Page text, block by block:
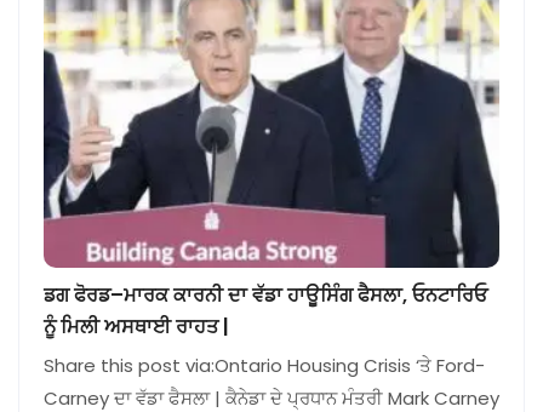
ਡਗ ਫੋਰਡ–ਮਾਰਕ ਕਾਰਨੀ ਦਾ ਵੱਡਾ ਹਾਊਸਿੰਗ ਫੈਸਲਾ, ਓਨਟਾਰਿਓ
ਨੂੰ ਮਿਲੀ ਅਸਥਾਈ ਰਾਹਤ |
Share this post via:Ontario Housing Crisis ‘ਤੇ Ford-
Carney ਦਾ ਵੱਡਾ ਫੈਸਲਾ | ਕੈਨੇਡਾ ਦੇ ਪ੍ਰਧਾਨ ਮੰਤਰੀ Mark Carney